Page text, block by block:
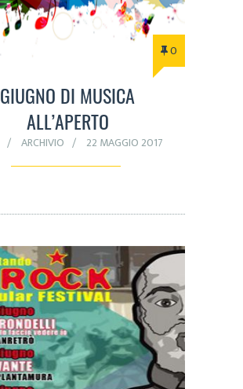
0
GIUGNO DI MUSICA
ALL’APERTO
ARCHIVIO 22 MAGGIO 2017